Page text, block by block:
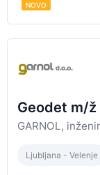
NOVO
Geodet m/ž
GARNOL,
Ljubljana - Velenje